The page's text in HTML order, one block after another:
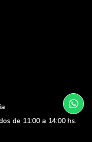
de 11:00 a 14:00 hs.